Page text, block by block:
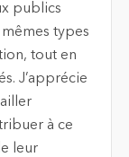
publics
mêmes types
tout en
J’apprécie
à ce
leur